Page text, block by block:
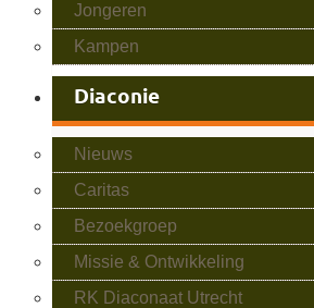
Jongeren
Kampen
Diaconie
Nieuws
Caritas
Bezoekgroep
Missie & Ontwikkeling
RK Diaconaat Utrecht